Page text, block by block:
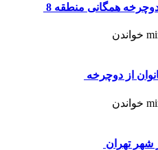
همگانی منطقه 8
خواندن
از دوچرخه
خواندن